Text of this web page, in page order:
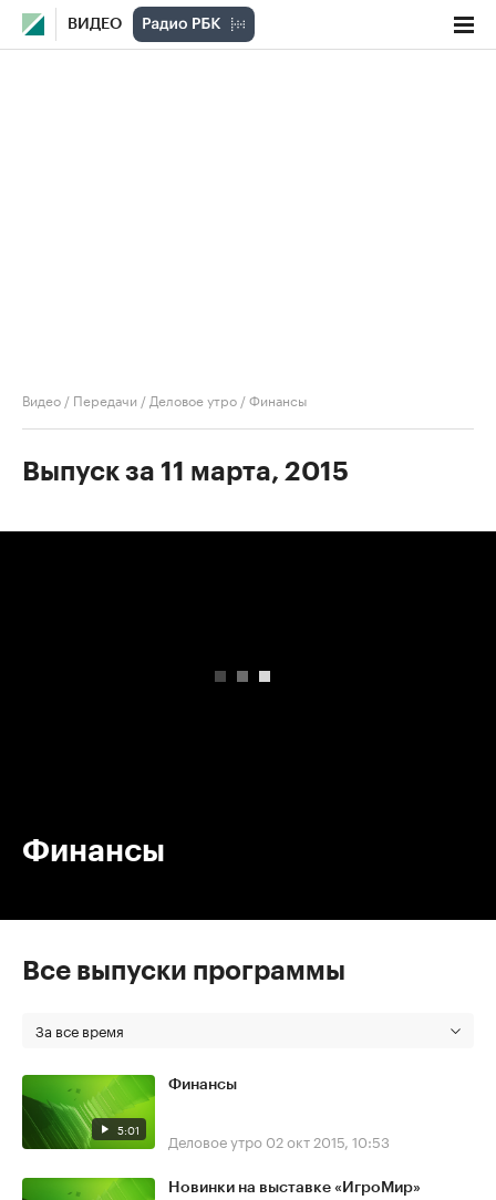
ВИДЕО
Видео / Передачи / Деловое утро /Финансы
Выпуск за 11 марта, 2015
Финансы
Все выпуски программы
За все время
5:01
Финансы
Деловое утро 02 окт 2015, 10:53
Новинки на выставке «ИгроМир»